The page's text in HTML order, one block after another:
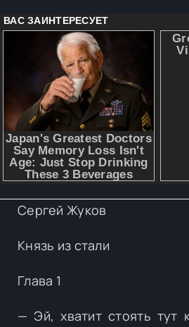
Сергей Жуков
Князь из стали
Глава 1
— Эй, хватит стоять тут